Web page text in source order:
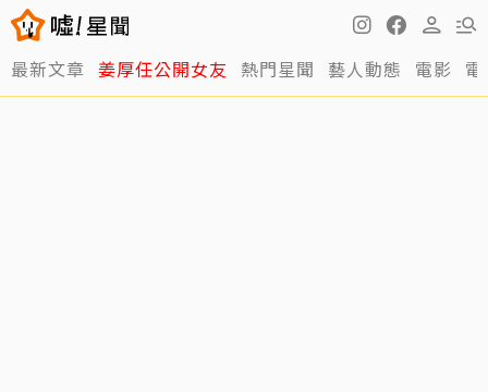
最新文章 姜厚任公開女友 熱門星聞 藝人動態 電影